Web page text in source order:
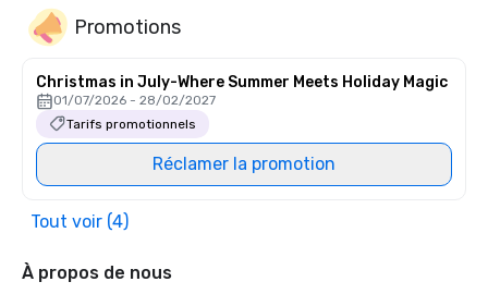
Promotions
Christmas in July-Where Summer Meets Holiday Magic
01/07/2026 - 28/02/2027
Tarifs promotionnels
Réclamer la promotion
Tout voir (4)
À propos de nous